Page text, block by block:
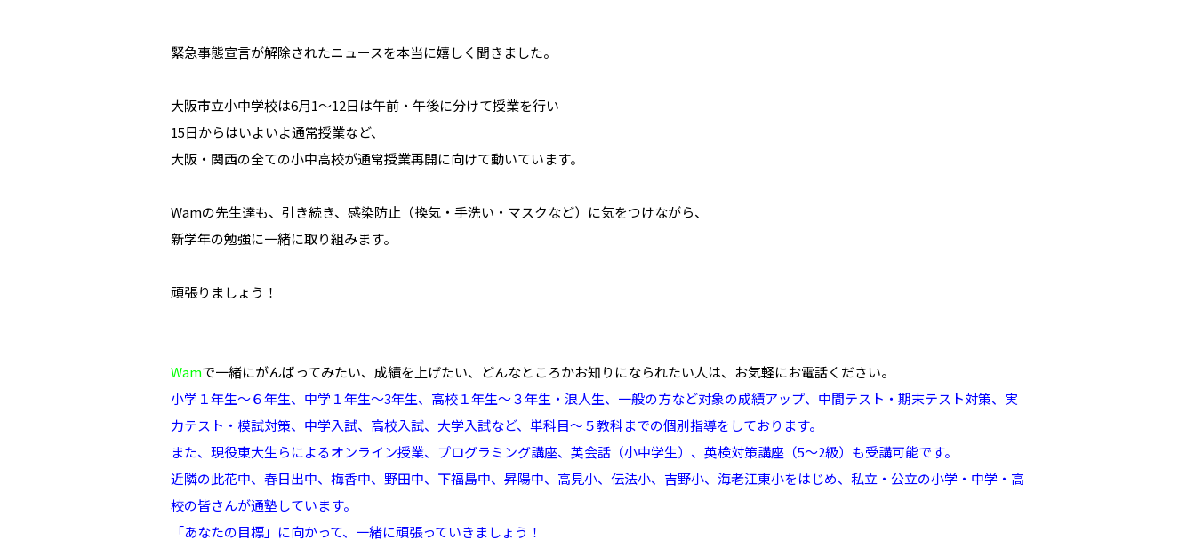
緊急事態宣言が解除されたニュースを本当に嬉しく聞きました。
大阪市立小中学校は6月1～12日は午前・午後に分けて授業を行い
15日からはいよいよ通常授業など、
大阪・関西の全ての小中高校が通常授業再開に向けて動いています。
Wamの先生達も、引き続き、感染防止（換気・手洗い・マスクなど）に気をつけながら、
新学年の勉強に一緒に取り組みます。
頑張りましょう！
Wamで一緒にがんばってみたい、成績を上げたい、どんなところかお知りになられたい人は、お気軽にお電話ください。
小学１年生～６年生、中学１年生～3年生、高校１年生～３年生・浪人生、一般の方など対象の成績アップ、中間テスト・期末テスト対策、実
力テスト・模試対策、中学入試、高校入試、大学入試など、単科目～５教科までの個別指導をしております。
また、現役東大生らによるオンライン授業、プログラミング講座、英会話（小中学生）、英検対策講座（5～2級）も受講可能です。
近隣の此花中、春日出中、梅香中、野田中、下福島中、昇陽中、高見小、伝法小、吉野小、海老江東小をはじめ、私立・公立の小学・中学・高
校の皆さんが通塾しています。
「あなたの目標」に向かって、一緒に頑張っていきましょう！